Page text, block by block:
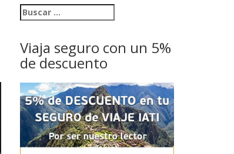
Viaja seguro con un 5%
de descuento